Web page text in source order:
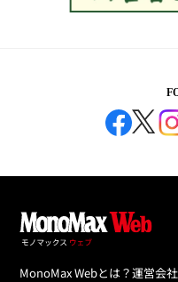
MonoMax Webとは？運営会社